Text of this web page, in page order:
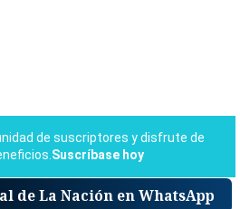
de La Nación en WhatsApp